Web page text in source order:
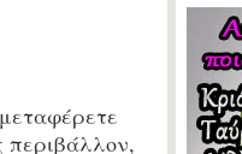
περιβάλλον,